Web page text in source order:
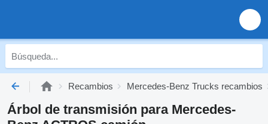
Recambios Mercedes-Benz Trucks recambios
Árbol de transmisión para Mercedes-